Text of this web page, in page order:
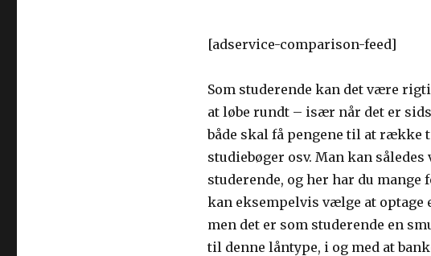
[adservice-comparison-feed]
Som studerende kan det være
at løbe rundt – især når det er
både skal få pengene til at række
studiebøger osv. Man kan
studerende, og her har du
kan eksempelvis vælge at
men det er som studerende en
til denne låntype, i og med at